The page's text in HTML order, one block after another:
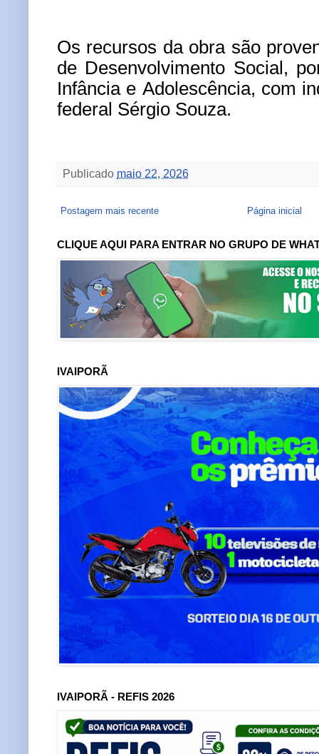
Os recursos da obra são
de Desenvolvimento Social,
Infância e Adolescência, com
federal Sérgio Souza.
Publicado maio 22, 2026
Postagem mais recente Página inicial
CLIQUE AQUI PARA ENTRAR NO GRUPO DE
IVAIPORÃ
IVAIPORÃ - REFIS 2026